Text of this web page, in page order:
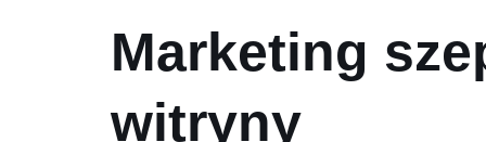
Marketing
witryny